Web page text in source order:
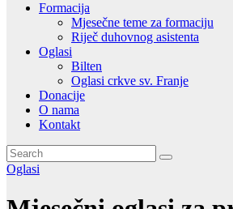
Formacija
Mjesečne teme za formaciju
Riječ duhovnog asistenta
Oglasi
Bilten
Oglasi crkve sv. Franje
Donacije
O nama
Kontakt
Oglasi